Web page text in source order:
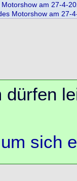
am 27-4-
Motorshow am 27-
dürfen
sich